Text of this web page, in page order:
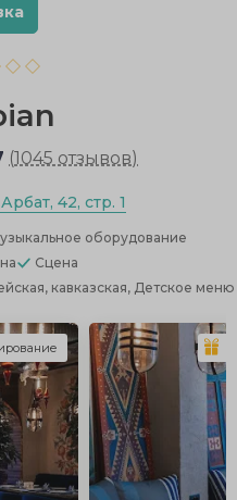
(1045 отзывов)
42, стр. 1
оборудование
Сцена
кавказская, Детское меню